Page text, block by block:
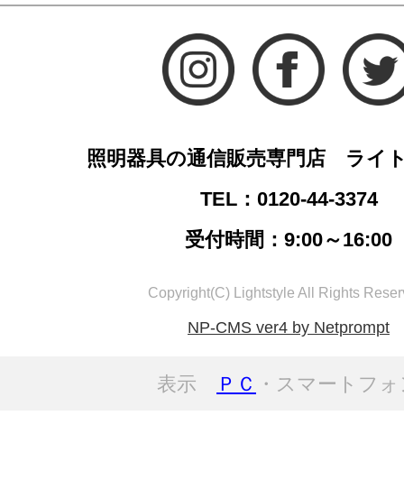
照明器具の通信販売専門店 ライ
TEL：0120-44-3374
受付時間：9:00～16:00
Copyright(C) Lightstyle All Rights
NP-CMS ver4 by Netprompt
表示 ＰＣ ・スマートフ